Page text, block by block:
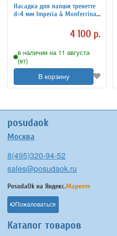
Насадка для лапши тренетте
d=4 мм Imperia & Monferrina
4 100 р.
в наличии на 11 августа
(вт)
В корзину
posudaok
Москва
8(495)320-94-52
sales@posudaok.ru
PosudaOk на Яндекс.Маркете
Пожаловаться
Каталог товаров